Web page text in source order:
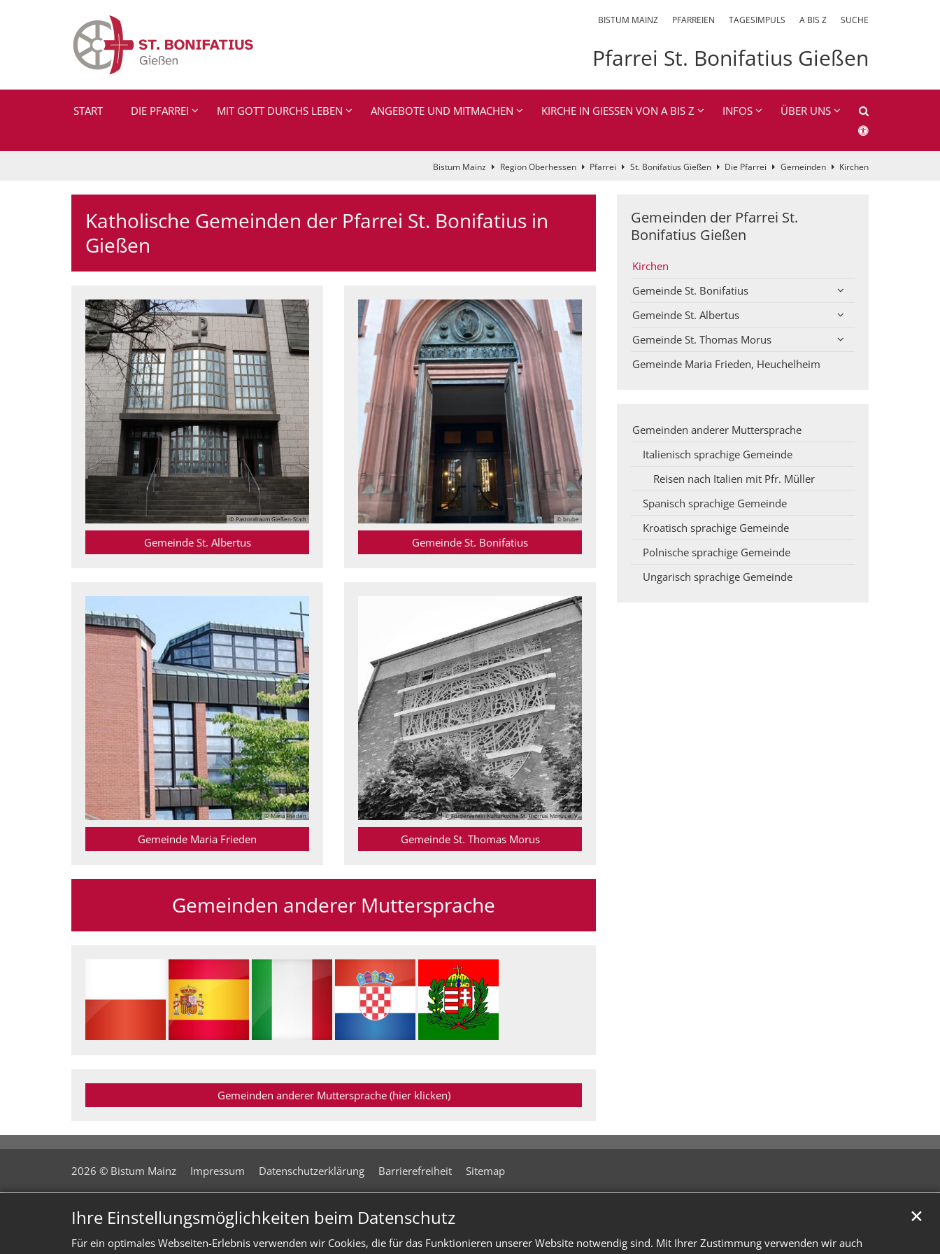
Ihre Einstellungsmöglichkeiten beim Datenschutz
Für ein optimales Webseiten-Erlebnis verwenden wir Cookies, die für das Funktionieren unserer Website notwendig sind. Mit Ihrer Zustimmung verwenden wir auch
✕
BISTUM MAINZ PFARREIEN TAGESIMPULS A BIS Z SUCHE
Pfarrei St. Bonifatius Gießen
START DIE PFARREI MIT GOTT DURCHS LEBEN ANGEBOTE UND MITMACHEN KIRCHE IN GIESSEN VON A BIS Z INFOS ÜBER UNS
Bistum Mainz Region Oberhessen Pfarrei St. Bonifatius Gießen Die Pfarrei Gemeinden Kirchen
Katholische Gemeinden der Pfarrei St. Bonifatius in
Gießen
© Pastoralraum Gießen-Stadt
Gemeinde St. Albertus
© Maria Frieden
Gemeinde Maria Frieden
© brube
Gemeinde St. Bonifatius
© Förderverein Kulturkirche St. Thomas Morus e. V.
Gemeinde St. Thomas Morus
Gemeinden anderer Muttersprache
Gemeinden anderer Muttersprache (hier klicken)
Gemeinden der Pfarrei St.
Bonifatius Gießen
Kirchen
Gemeinde St. Bonifatius
Gemeinde St. Albertus
Gemeinde St. Thomas Morus
Gemeinde Maria Frieden, Heuchelheim
Gemeinden anderer Muttersprache
Italienisch sprachige Gemeinde
Reisen nach Italien mit Pfr. Müller
Spanisch sprachige Gemeinde
Kroatisch sprachige Gemeinde
Polnische sprachige Gemeinde
Ungarisch sprachige Gemeinde
2026 © Bistum Mainz Impressum Datenschutzerklärung Barrierefreiheit Sitemap